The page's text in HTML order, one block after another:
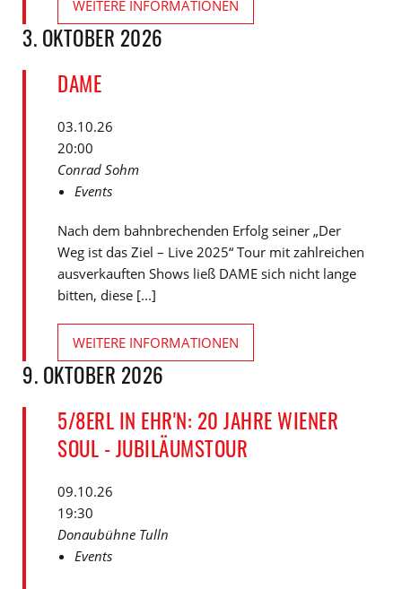
WEITERE INFORMATIONEN
3. OKTOBER 2026
DAME
03.10.26
20:00
Conrad Sohm
Events
Nach dem bahnbrechenden Erfolg seiner „Der
Weg ist das Ziel – Live 2025“ Tour mit zahlreichen
ausverkauften Shows ließ DAME sich nicht lange
bitten, diese [...]
WEITERE INFORMATIONEN
9. OKTOBER 2026
5/8ERL IN EHR'N: 20 JAHRE WIENER
SOUL - JUBILÄUMSTOUR
09.10.26
19:30
Donaubühne Tulln
Events